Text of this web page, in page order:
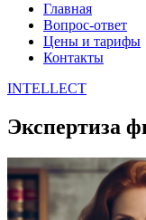
Главная
Вопрос-ответ
Цены и тарифы
Контакты
INTELLECT
Экспертиза